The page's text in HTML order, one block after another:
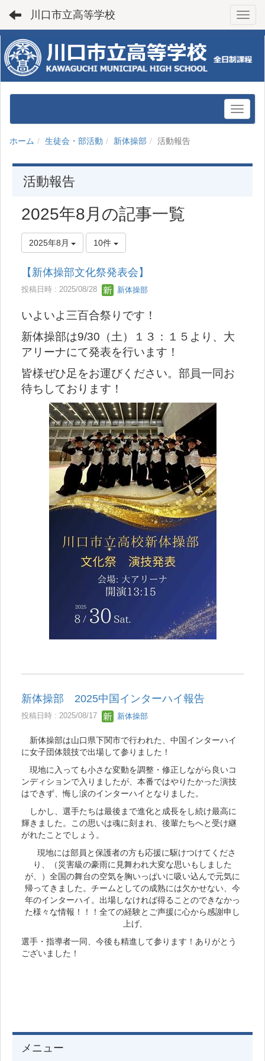
川口市立高等学校
ホーム 生徒会・部活動 新体操部 活動報告
活動報告
2025年8月の記事一覧
2025年8月 10件
【新体操部文化祭発表会】
投稿日時 : 2025/08/28 新体操部
いよいよ三百合祭りです！
新体操部は9/30（土）１３：１５より、大
アリーナにて発表を行います！
皆様ぜひ足をお運びください。部員一同お
待ちしております！
新体操部 2025中国インターハイ報告
投稿日時 : 2025/08/17 新体操部
新体操部は山口県下関市で行われた、中国インターハイ
に女子団体競技で出場して参りました！
現地に入っても小さな変動を調整・修正しながら良いコ
ンディションで入りましたが、本番ではやりたかった演技
はできず、悔し涙のインターハイとなりました。
しかし、選手たちは最後まで進化と成長をし続け最高に
輝きました。この思いは魂に刻まれ、後輩たちへと受け継
がれたことでしょう。
現地には部員と保護者の方も応援に駆けつけてくださ
り、（災害級の豪雨に見舞われ大変な思いもしました
が、）全国の舞台の空気を胸いっぱいに吸い込んで元気に
帰ってきました。チームとしての成熟には欠かせない、今
年のインターハイ。出場しなければ得ることのできなかっ
た様々な情報！！！全ての経験とご声援に心から感謝申し
上げ,
選手・指導者一同、今後も精進して参ります！ありがとう
ございました！
メニュー